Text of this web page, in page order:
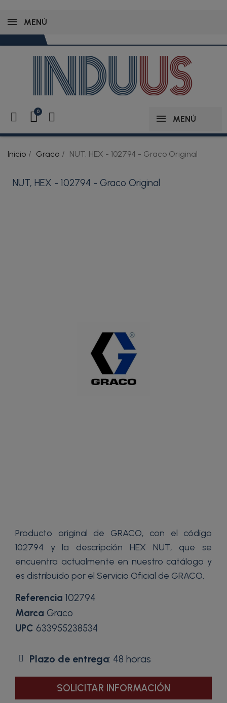
MENÚ
MENÚ
Inicio Graco NUT, HEX - 102794 - Graco Original
NUT, HEX - 102794 - Graco Original
Producto original de GRACO, con el código
102794 y la descripción HEX NUT, que se
encuentra actualmente en nuestro catálogo y
es distribuido por el Servicio Oficial de GRACO.
Referencia 102794
Marca Graco
UPC 633955238534
Plazo de entrega: 48 horas
SOLICITAR INFORMACIÓN